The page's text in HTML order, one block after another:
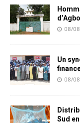
08/
Un
08/
Sud